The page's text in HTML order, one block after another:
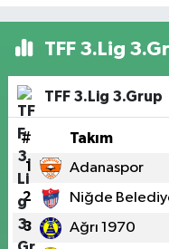
TFF 3.Lig
TFF 3.Lig 3.Grup
# Takım
1 Adanaspor
2 Niğde
3 Ağrı 1970